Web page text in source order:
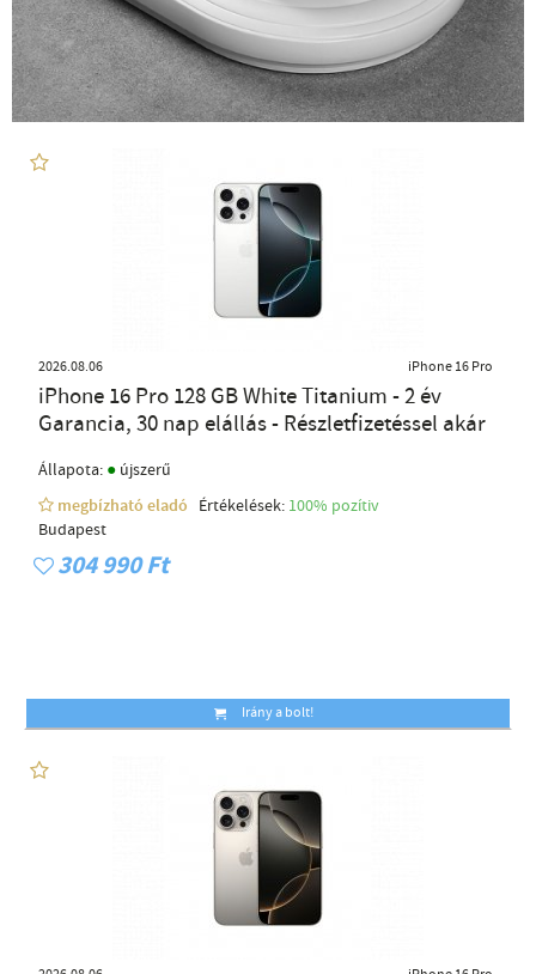
2026.08.06 iPhone 16 Pro
iPhone 16 Pro 128 GB White Titanium - 2 év
Garancia, 30 nap elállás - Részletfizetéssel akár
Állapota: ● újszerű
megbízható eladó
Értékelések: 100% pozítiv
Budapest
304 990 Ft
Irány a bolt!